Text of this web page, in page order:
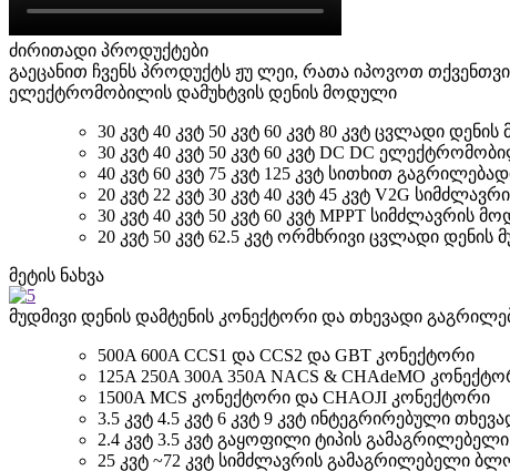
ძირითადი პროდუქტები
გაეცანით ჩვენს პროდუქტს ჟუ ლეი, რათა იპოვოთ
ელექტრომობილის დამუხტვის დენის მოდული
30 კვტ 40 კვტ 50 კვტ 60 კვტ 80 კვტ ცვლადი
30 კვტ 40 კვტ 50 კვტ 60 კვტ DC DC
40 კვტ 60 კვტ 75 კვტ 125 კვტ სითხით
20 კვტ 22 კვტ 30 კვტ 40 კვტ 45 კვტ V2G
30 კვტ 40 კვტ 50 კვტ 60 კვტ MPPT სიმძლავრის
20 კვტ 50 კვტ 62.5 კვტ ორმხრივი ცვლადი
მეტის ნახვა
მუდმივი დენის დამტენის კონექტორი და თხევადი
500A 600A CCS1 და CCS2 და GBT კონექტორი
125A 250A 300A 350A NACS & CHAdeMO
1500A MCS კონექტორი და CHAOJI კონექტორი
3.5 კვტ 4.5 კვტ 6 კვტ 9 კვტ ინტეგრირებული
2.4 კვტ 3.5 კვტ გაყოფილი ტიპის
25 კვტ ~72 კვტ სიმძლავრის გამაგრილებელი